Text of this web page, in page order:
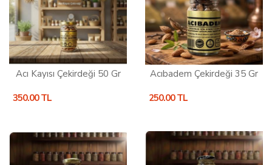
Acı Kayısı Çekirdeği 50 Gr
350.00 TL
Acıbadem Çekirdeği 35 Gr
250.00 TL